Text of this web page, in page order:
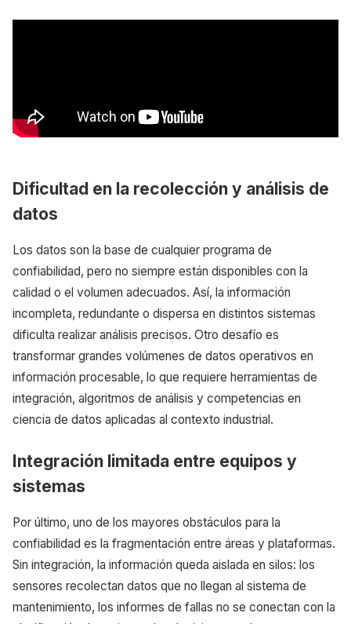
Dificultad en la recolección y análisis de
datos
Los datos son la base de cualquier programa de
confiabilidad, pero no siempre están disponibles con la
calidad o el volumen adecuados. Así, la información
incompleta, redundante o dispersa en distintos sistemas
dificulta realizar análisis precisos. Otro desafío es
transformar grandes volúmenes de datos operativos en
información procesable, lo que requiere herramientas de
integración, algoritmos de análisis y competencias en
ciencia de datos aplicadas al contexto industrial.
Integración limitada entre equipos y
sistemas
Por último, uno de los mayores obstáculos para la
confiabilidad es la fragmentación entre áreas y plataformas.
Sin integración, la información queda aislada en silos: los
sensores recolectan datos que no llegan al sistema de
mantenimiento, los informes de fallas no se conectan con la